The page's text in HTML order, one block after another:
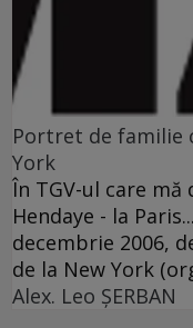
Portret de familie
York
În TGV-ul care mă
Hendaye - la
decembrie 2006,
de la New York
Alex. Leo ŞERBAN